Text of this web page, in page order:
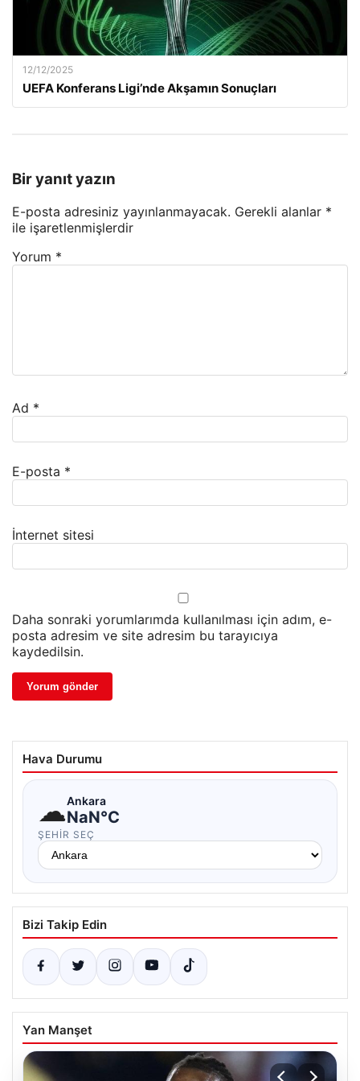
12/12/2025
UEFA Konferans Ligi’nde Akşamın Sonuçları
Bir yanıt yazın
E-posta adresiniz yayınlanmayacak. Gerekli alanlar *
ile işaretlenmişlerdir
Yorum *
Ad *
E-posta *
İnternet sitesi
Daha sonraki yorumlarımda kullanılması için adım, e-
posta adresim ve site adresim bu tarayıcıya
kaydedilsin.
Hava Durumu
☁Ankara
NaN°C
ŞEHIR SEÇ
Bizi Takip Edin
Yan Manşet